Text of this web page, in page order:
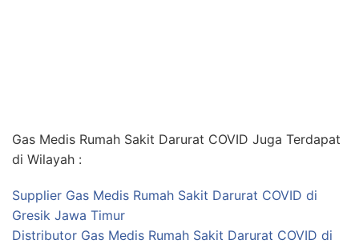
Gas Medis Rumah Sakit Darurat COVID Juga Terdapat
di Wilayah :
Supplier Gas Medis Rumah Sakit Darurat COVID di
Gresik Jawa Timur
Distributor Gas Medis Rumah Sakit Darurat COVID di